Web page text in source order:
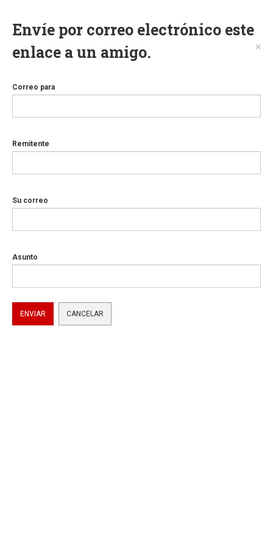
Envíe por correo electrónico este
enlace a un amigo.
×
Correo para
Remitente
Su correo
Asunto
ENVIAR CANCELAR